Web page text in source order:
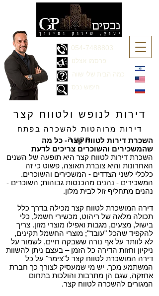
054-7488803
כמה הבית שלי שווה
פרסמו אצלנו
חיפוש נכס
דירות לנופש ולטווח קצר
דירות מרוהטות להשכרה בפתח
תקווה
השכרת דירות לטווח קצר - כל מה
שהמשכירים והשוכרים צריכים לדעת
השכרת דירות לטווח קצר היא תופעה של השנים
האחרונות והיא צוברת תאוצה, פשוט כי זה
כלכלי לשני הצדדים - המשכירים והשוכרים.
המשכירים - נהנים מהכנסות גבוהות; השוכרים -
נהנים מתחליף זול לבית מלון.
דירה המושכרת לטווח קצר מכילה בדרך כלל
תכולה מלאה של ריהוט, מכשירי חשמל, כלי
בישול, מצעים, מגבות ואפילו מוצרי מזון. צריך
להקפיד שהכל "עובד"; מוצרי החשמל תקינים,
לא לוותר על אף נורה ששבקה חיים, לשמור על
ניקיון וחזות הדירה כל הזמן – בעצם ניתן להשוות
דירה המושכרת לטווח קצר ל"צימר" על כל
המשתמע מכך. יש מי שמעסיק לצורך כך חברת
אחזקה, שגם הן מתרבות והולכות בתחום
המגורים להשכרה לטווח קצר.